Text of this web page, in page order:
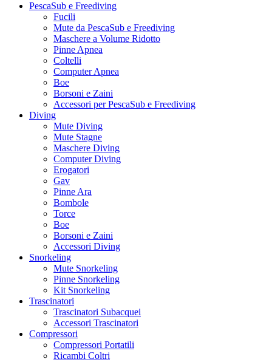
PescaSub e Freediving
Fucili
Mute da PescaSub e Freediving
Maschere a Volume Ridotto
Pinne Apnea
Coltelli
Computer Apnea
Boe
Borsoni e Zaini
Accessori per PescaSub e Freediving
Diving
Mute Diving
Mute Stagne
Maschere Diving
Computer Diving
Erogatori
Gav
Pinne Ara
Bombole
Torce
Boe
Borsoni e Zaini
Accessori Diving
Snorkeling
Mute Snorkeling
Pinne Snorkeling
Kit Snorkeling
Trascinatori
Trascinatori Subacquei
Accessori Trascinatori
Compressori
Compressori Portatili
Ricambi Coltri